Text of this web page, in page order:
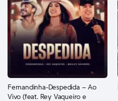
Fernandinha-Despedida – Ao
Vivo (feat. Rey Vaqueiro e